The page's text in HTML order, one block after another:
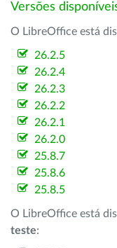
Versões
O LibreOffice está
26.2.5
26.2.4
26.2.3
26.2.2
26.2.1
26.2.0
25.8.7
25.8.6
25.8.5
O LibreOffice está
teste: